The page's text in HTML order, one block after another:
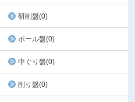
研削盤(0)
ボール盤(0)
中ぐり盤(0)
削り盤(0)